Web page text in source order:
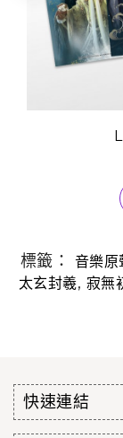
標籤： 音樂原
太玄封羲, 寂無
快速連結